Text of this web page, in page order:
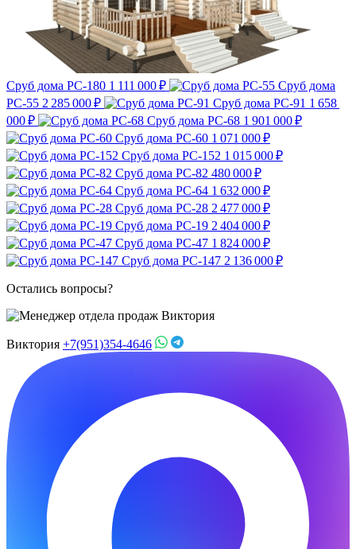
Сруб дома РС-180 1 111 000 ₽
Сруб дома
РС-55 2 285 000 ₽ Сруб дома РС-91 1 658
000 ₽
Сруб дома РС-68 1 901 000 ₽
Сруб дома РС-60 1 071 000 ₽
Сруб дома РС-152 1 015 000 ₽
Сруб дома РС-82 480 000 ₽
Сруб дома РС-64 1 632 000 ₽
Сруб дома РС-28 2 477 000 ₽
Сруб дома РС-19 2 404 000 ₽
Сруб дома РС-47 1 824 000 ₽
Сруб дома РС-147 2 136 000 ₽
Остались вопросы?
Виктория +7(951)354-4646